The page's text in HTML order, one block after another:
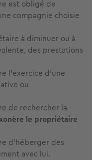
est obligé de
compagnie choisie
à diminuer ou à
des prestations
l'exercice d'une
ou
de rechercher la
le propriétaire
d'héberger des
avec lui.